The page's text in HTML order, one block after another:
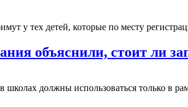
у тех детей, которые по месту
объяснили, стоит ли
должны использоваться только в